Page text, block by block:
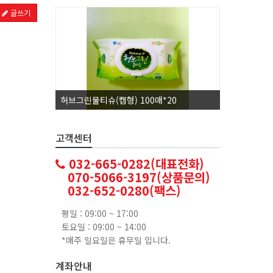
글쓰기
허브그린물티슈(캡형) 100매*20
고객센터
032-665-0282(대표전화)
070-5066-3197(상품문의)
032-652-0280(팩스)
평일 : 09:00 ~ 17:00
토요일 : 09:00 ~ 14:00
*매주 일요일은 휴무일 입니다.
계좌안내